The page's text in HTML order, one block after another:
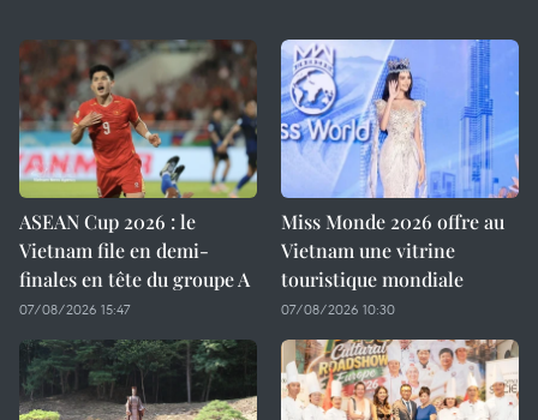
ASEAN Cup 2026 : le
Vietnam file en demi-
finales en tête du groupe A
07/08/2026 15:47
Miss Monde 2026 offre au
Vietnam une vitrine
touristique mondiale
07/08/2026 10:30